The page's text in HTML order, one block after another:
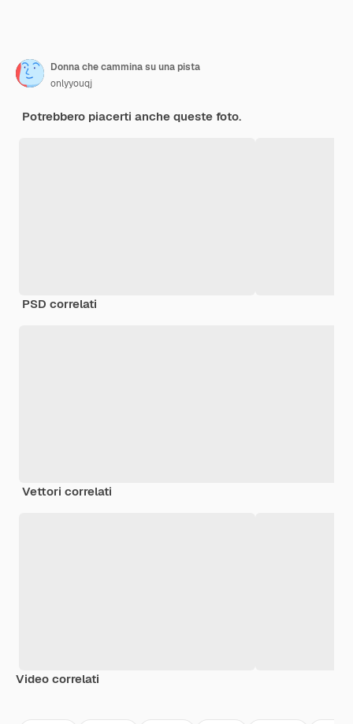
Donna che cammina su una pista
onlyyouqj
Potrebbero piacerti anche queste foto.
PSD correlati
Vettori correlati
Video correlati